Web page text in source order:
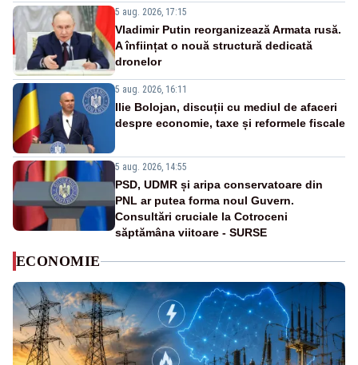
5 aug. 2026, 17:15
Vladimir Putin reorganizează Armata rusă.
A înființat o nouă structură dedicată
dronelor
5 aug. 2026, 16:11
Ilie Bolojan, discuții cu mediul de afaceri
despre economie, taxe și reformele fiscale
5 aug. 2026, 14:55
PSD, UDMR și aripa conservatoare din
PNL ar putea forma noul Guvern.
Consultări cruciale la Cotroceni
săptămâna viitoare - SURSE
ECONOMIE